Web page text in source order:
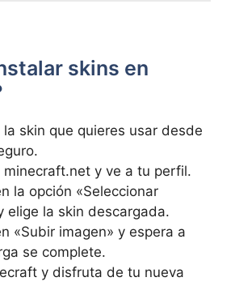
skins en
la skin que quieres usar desde
minecraft.net y ve ‌a tu​ perfil.
la opción «Seleccionar
elige la skin descargada.
«Subir imagen»​ y espera a
se complete.
y disfruta de tu nueva